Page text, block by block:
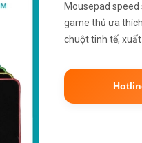
Mousepad
game thủ ưa
chuột tinh tế,
loại l...